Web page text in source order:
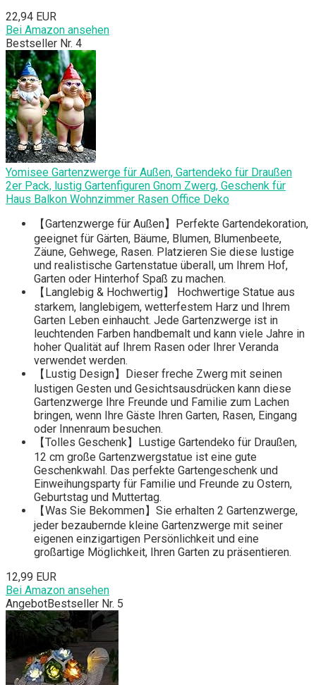
22,94 EUR
Bei Amazon ansehen
Bestseller Nr. 4
Yomisee Gartenzwerge für Außen, Gartendeko für Draußen
2er Pack, lustig Gartenfiguren Gnom Zwerg, Geschenk für
Haus Balkon Wohnzimmer Rasen Office Deko
【Gartenzwerge für Außen】Perfekte Gartendekoration,
geeignet für Gärten, Bäume, Blumen, Blumenbeete,
Zäune, Gehwege, Rasen. Platzieren Sie diese lustige
und realistische Gartenstatue überall, um Ihrem Hof,
Garten oder Hinterhof Spaß zu machen.
【Langlebig & Hochwertig】 Hochwertige Statue aus
starkem, langlebigem, wetterfestem Harz und Ihrem
Garten Leben einhaucht. Jede Gartenzwerge ist in
leuchtenden Farben handbemalt und kann viele Jahre in
hoher Qualität auf Ihrem Rasen oder Ihrer Veranda
verwendet werden.
【Lustig Design】Dieser freche Zwerg mit seinen
lustigen Gesten und Gesichtsausdrücken kann diese
Gartenzwerge Ihre Freunde und Familie zum Lachen
bringen, wenn Ihre Gäste Ihren Garten, Rasen, Eingang
oder Innenraum besuchen.
【Tolles Geschenk】Lustige Gartendeko für Draußen,
12 cm große Gartenzwergstatue ist eine gute
Geschenkwahl. Das perfekte Gartengeschenk und
Einweihungsparty für Familie und Freunde zu Ostern,
Geburtstag und Muttertag.
【Was Sie Bekommen】Sie erhalten 2 Gartenzwerge,
jeder bezaubernde kleine Gartenzwerge mit seiner
eigenen einzigartigen Persönlichkeit und eine
großartige Möglichkeit, Ihren Garten zu präsentieren.
12,99 EUR
Bei Amazon ansehen
AngebotBestseller Nr. 5